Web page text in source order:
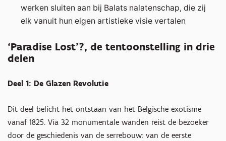
werken sluiten aan bij Balats nalatenschap, die zij
elk vanuit hun eigen artistieke visie vertalen
‘Paradise Lost’?, de tentoonstelling in drie
delen
Deel 1: De Glazen Revolutie
Dit deel belicht het ontstaan van het Belgische exotisme
vanaf 1825. Via 32 monumentale wanden reist de bezoeker
door de geschiedenis van de serrebouw: van de eerste